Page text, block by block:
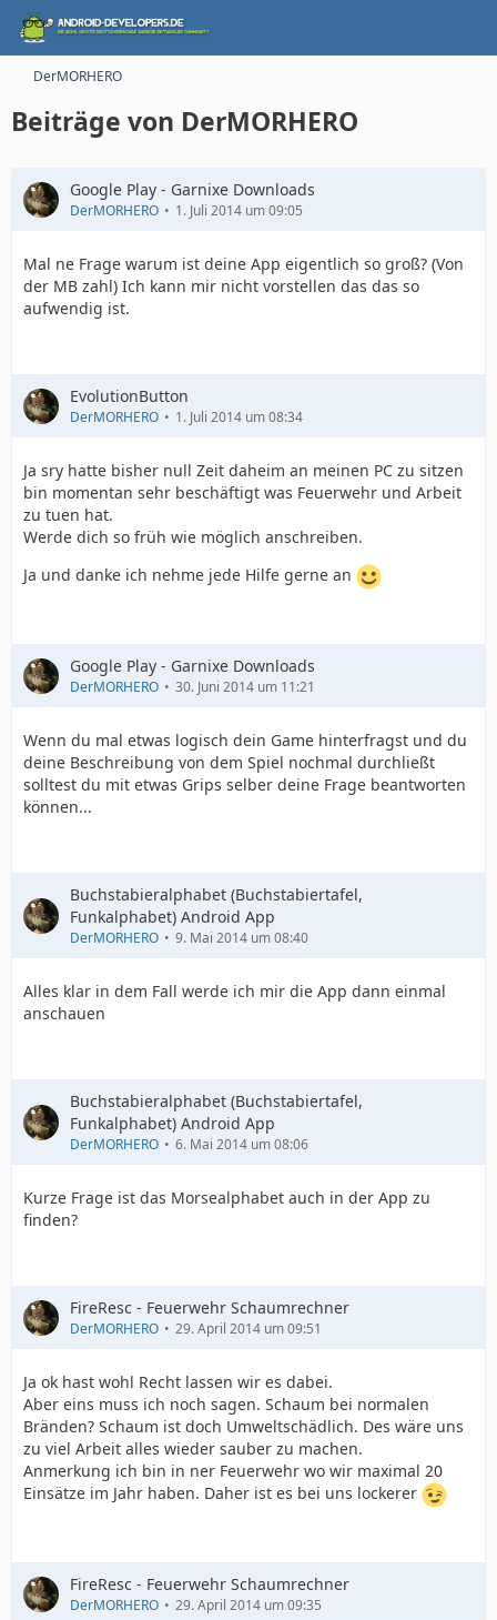
DerMORHERO
Beiträge von DerMORHERO
Google Play - Garnixe Downloads
DerMORHERO 1. Juli 2014 um 09:05
Mal ne Frage warum ist deine App eigentlich so groß? (Von
der MB zahl) Ich kann mir nicht vorstellen das das so
aufwendig ist.
EvolutionButton
DerMORHERO 1. Juli 2014 um 08:34
Ja sry hatte bisher null Zeit daheim an meinen PC zu sitzen
bin momentan sehr beschäftigt was Feuerwehr und Arbeit
zu tuen hat.
Werde dich so früh wie möglich anschreiben.
Ja und danke ich nehme jede Hilfe gerne an
Google Play - Garnixe Downloads
DerMORHERO 30. Juni 2014 um 11:21
Wenn du mal etwas logisch dein Game hinterfragst und du
deine Beschreibung von dem Spiel nochmal durchließt
solltest du mit etwas Grips selber deine Frage beantworten
können...
Buchstabieralphabet (Buchstabiertafel,
Funkalphabet) Android App
DerMORHERO 9. Mai 2014 um 08:40
Alles klar in dem Fall werde ich mir die App dann einmal
anschauen
Buchstabieralphabet (Buchstabiertafel,
Funkalphabet) Android App
DerMORHERO 6. Mai 2014 um 08:06
Kurze Frage ist das Morsealphabet auch in der App zu
finden?
FireResc - Feuerwehr Schaumrechner
DerMORHERO 29. April 2014 um 09:51
Ja ok hast wohl Recht lassen wir es dabei.
Aber eins muss ich noch sagen. Schaum bei normalen
Bränden? Schaum ist doch Umweltschädlich. Des wäre uns
zu viel Arbeit alles wieder sauber zu machen.
Anmerkung ich bin in ner Feuerwehr wo wir maximal 20
Einsätze im Jahr haben. Daher ist es bei uns lockerer
FireResc - Feuerwehr Schaumrechner
DerMORHERO 29. April 2014 um 09:35